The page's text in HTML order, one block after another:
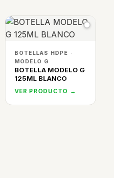
BOTELLAS HDPE ·
MODELO G
BOTELLA MODELO G
125ML BLANCO
VER PRODUCTO →